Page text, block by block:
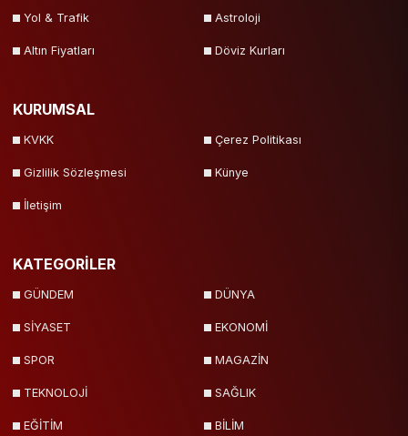
Yol & Trafik Astroloji
Altın Fiyatları Döviz Kurları
KURUMSAL
KVKK Çerez Politikası
Gizlilik Sözleşmesi Künye
İletişim
KATEGORİLER
GÜNDEM DÜNYA
SİYASET EKONOMİ
SPOR MAGAZİN
TEKNOLOJİ SAĞLIK
EĞİTİM BİLİM